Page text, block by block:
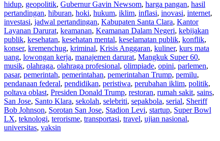
hidup, geopolitik, Gubernur Gavin Newsom, harga pangan, hasil
pertandingan, hiburan, hoki, hukum, iklim, inflasi, inovasi, internet,
investasi, jadwal pertandingan, Kabupaten Santa Clara, Kantor
Layanan Darurat, keamanan, Keamanan Dalam Negeri, kebijakan
publik, kesehatan, kesehatan mental, keselamatan publik, konflik,
konser, kremenchug, kriminal, Krisis Anggaran, kuliner, kurs mata
uang, lowongan kerja, manajemen darurat, Mangkuk Super 60,
musik, olahraga, olahraga profesional, olimpiade, opini, parlemen,
pasar, pemerintah, pemerintahan, pemerintahan Trump, pemilu,
pendanaan federal, pendidikan, peristiwa, perubahan iklim, politik,
poltava oblast, Presiden Donald Trump, restoran, rumah sakit, sains,
San Jose, Santo Klara, sekolah, selebriti, sepakbola, serial, Sheriff
Bob Johnson, Sorotan San Jose, Stadion Levi, startup, Super Bowl
LX, teknologi, terorisme, transportasi, travel, ujian nasional,
universitas, vaksin